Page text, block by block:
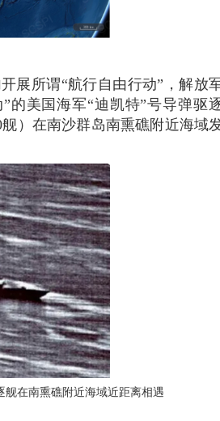
展所谓“航行自由行动”，解放
的美国海军“迪凯特”号导弹驱
）在南沙群岛南熏礁附近海域
舰在南熏礁附近海域近距离相遇